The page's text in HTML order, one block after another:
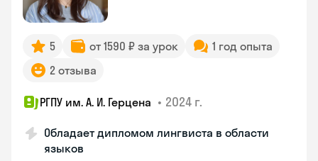
5 от 1590 ₽ за урок
1 год опыта
2 отзыва
РГПУ им. А. И. Герцена • 2024 г.
Обладает дипломом лингвиста в области
языков